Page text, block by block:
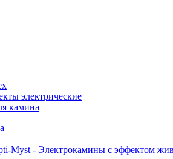
электрические
камина
Myst - Электрокамины с эффектом